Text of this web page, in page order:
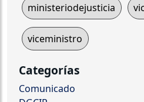
ministeriodejusticia
viceministro
Categorías
Comunicado